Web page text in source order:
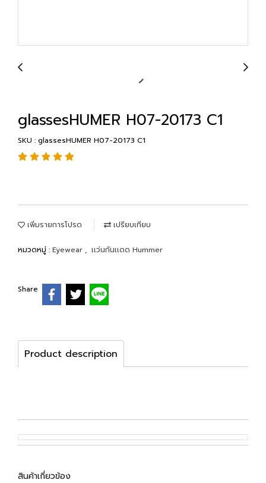
glassesHUMER H07-20173 C1
SKU : glassesHUMER H07-20173 C1
เพิ่มรายการโปรด เปรียบเทียบ
หมวดหมู่ : Eyewear , เเว่นกันเเดด Hummer
Share
Product description
สินค้าเกี่ยวข้อง